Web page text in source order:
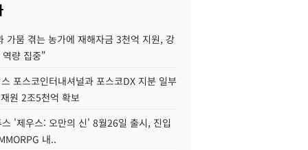
가뭄 겪는 농가에 재해자금 3천억 지원, 강
량 집중"
포스코인터내셔널과 포스코DX 지분 일부
원 2조5천억 확보
'제우스: 오만의 신' 8월26일 출시, 진입
내..